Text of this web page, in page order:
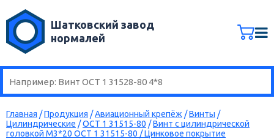
Шатковский завод
нормалей
Главная /Продукция /Авиационный крепёж /Винты /
Цилиндрические /ОСТ 1 31515-80 /Винт с цилиндрической
головкой М3*20 ОСТ 1 31515-80 / Цинковое покрытие